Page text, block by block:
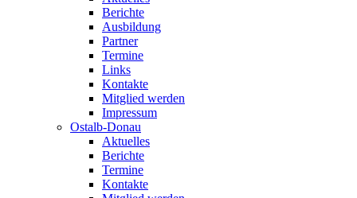
Berichte
Ausbildung
Partner
Termine
Links
Kontakte
Mitglied werden
Impressum
Ostalb-Donau
Aktuelles
Berichte
Termine
Kontakte